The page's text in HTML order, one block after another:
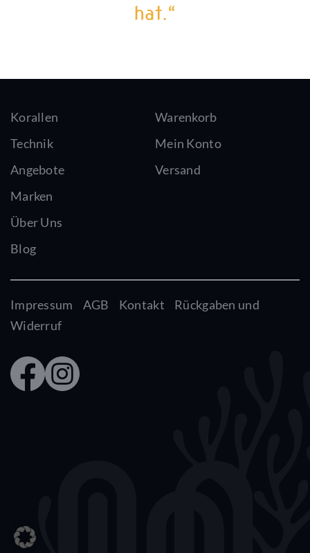
hat.“
Korallen
Technik
Angebote
Marken
Über Uns
Blog
Warenkorb
Mein Konto
Versand
Impressum AGB Kontakt
Rückgaben und
Widerruf
Faceb
ook
Insta
gram